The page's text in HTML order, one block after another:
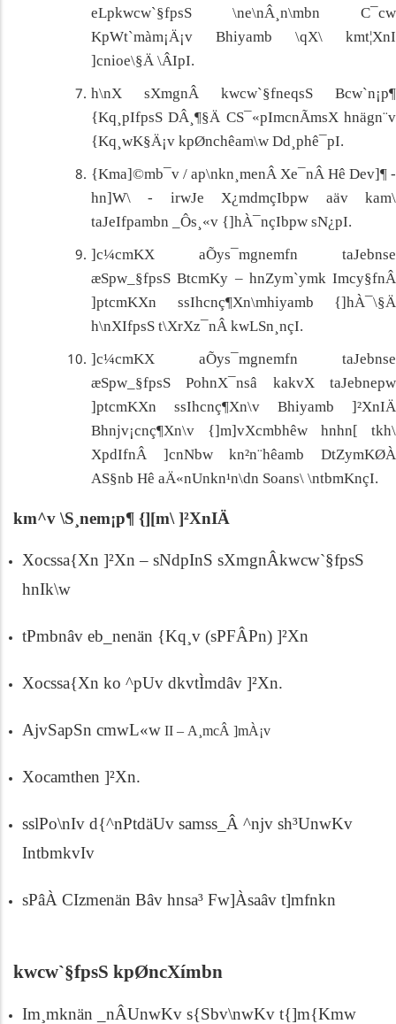
eLpkwcw`§fpsS \ne\nÂ¸n\mbn C¯cw
KpWt`màm¡Ä¡v Bhiyamb \qX\ kmt¦XnI
]cnioe\§Ä \ÂIpI.
h\nX sXmgnÂ kwcw`§fneqsS Bcw`n¡p¶
{Kq¸pIfpsS DÂ¸¶§Ä CS¯«pImcnÃmsX hnägn¨v
{Kq¸wK§Ä¡v kpØnchêam\w Dd¸phê¯pI.
{Kma]©mb¯v / ap\nkn¸menÂ Xe¯nÂ Hê Dev]¶ -
hn]W\ - irwJe X¿mdmçIbpw aäv kam\
taJeIfpambn _Ôs¸«v {]hÀ¯nçIbpw sN¿pI.
]c¼cmKX aÕys¯mgnemfn taJebnse
æSpw_§fpsS BtcmKy –hnZym`ymk Imcy§fnÂ
]ptcmKXn ssIhcnç¶Xn\mhiyamb {]hÀ¯\§Ä
h\nXIfpsS t\XrXz¯nÂ kwLSn¸nçI.
]c¼cmKX aÕys¯mgnemfn taJebnse
æSpw_§fpsS PohnX¯nsâ kakvX taJebnepw
]ptcmKXn ssIhcnç¶Xn\v Bhiyamb ]²XnIÄ
Bhnjv¡cnç¶Xn\v {]m]vXcmbhêw hnhn[ tkh\
XpdIfnÂ ]cnNbw kn²n¨hêamb DtZymKØÀ
AS§nb Hê aÄ«nUnkn¹n\dn Soans\ \ntbmKnçI.
km^v \S¸nem¡p¶ {][m\ ]²XnIÄ
Xocssa{Xn ]²Xn– sNdpInS sXmgnÂkwcw`§fpsS
hnIk\w
tPmbnâv eb_nenän {Kq¸v (sPFÂPn) ]²Xn
Xocssa{Xn ko ^pUv dkvtÌmdâv ]²Xn.
AjvSapSn c­mwL«w II – A¸mcÂ ]mÀ¡v
Xocamthen ]²Xn.
sslPo\nIv d{^nPtdäUv samss_Â ^njv sh³UnwKv
IntbmkvIv
sPâÀ CIzmenän Bâv hnsa³ Fw]Àsaâv t]mfnkn
kwcw`§fpsS kpØncXímbn
Im¸mknän _nÂUnwKv s{Sbv\nwKv t{]m{Kmw